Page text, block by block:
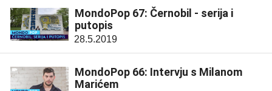
MondoPop 67: Černobil - serija i
putopis
28.5.2019
MondoPop 66: Intervju s Milanom
Marićem